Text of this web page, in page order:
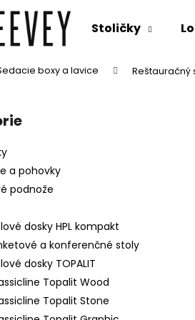
Stoličky
boxy a lavice Reštauračný
a pohovky
podnože
dosky HPL kompakt
a konferenčné stoly
dosky TOPALIT
Topalit Wood
Topalit Stone